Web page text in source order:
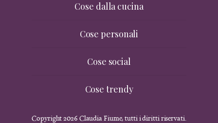
Cose dalla cucina
Cose personali
Cose social
Cose trendy
Copyright 2026 Claudia Fiume, tutti i diritti riservati.